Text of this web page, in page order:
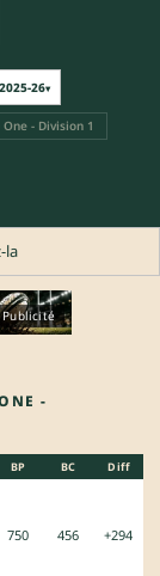
2025-26▾
One - Division 1
la
Publicité
-
BP BC Diff
750 456 +294